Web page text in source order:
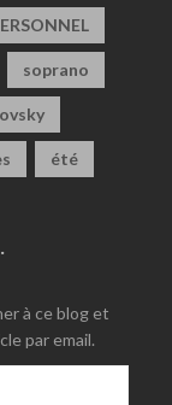
soprano
été
à ce blog et
par email.